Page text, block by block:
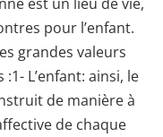
pour l’enfant.
grandes valeurs
L’enfant: ainsi, le
de manière à
de chaque